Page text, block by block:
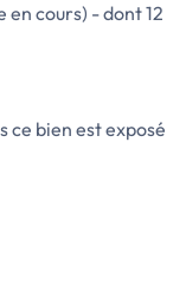
en cours) - dont 12
ce bien est exposé